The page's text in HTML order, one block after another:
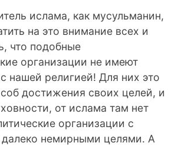
ислама, как мусульманин,
на это внимание всех и
что подобные
организации не имеют
нашей религией! Для них это
достижения своих целей, и
от ислама там нет
организации с
немирными целями. А